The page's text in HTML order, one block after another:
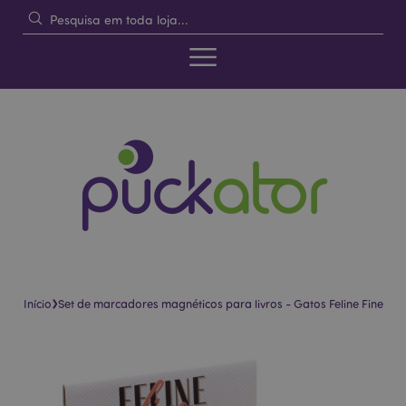
Início›Set de marcadores magnéticos para livros - Gatos Feline Fine